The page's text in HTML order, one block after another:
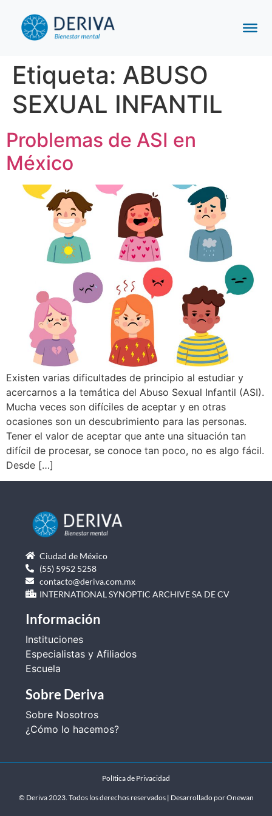
Etiqueta: ABUSO
SEXUAL INFANTIL
Problemas de ASI en
México
Existen varias dificultades de principio al estudiar y
acercarnos a la temática del Abuso Sexual Infantil (ASI).
Mucha veces son difíciles de aceptar y en otras
ocasiones son un descubrimiento para las personas.
Tener el valor de aceptar que ante una situación tan
difícil de procesar, se conoce tan poco, no es algo fácil.
Desde […]
Ciudad de México
(55) 5952 5258
contacto@deriva.com.mx
INTERNATIONAL SYNOPTIC ARCHIVE SA DE CV
Información
Instituciones
Especialistas y Afiliados
Escuela
Sobre Deriva
Sobre Nosotros
¿Cómo lo hacemos?
© Deriva 2023. Todos los derechos reservados | Desarrollado porOnewan
Política de Privacidad